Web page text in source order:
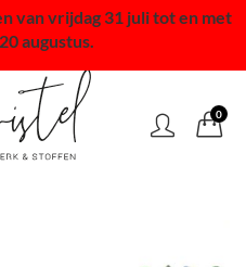
van vrijdag 31 juli tot en met
augustus.
0